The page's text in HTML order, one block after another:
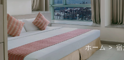
ホーム >